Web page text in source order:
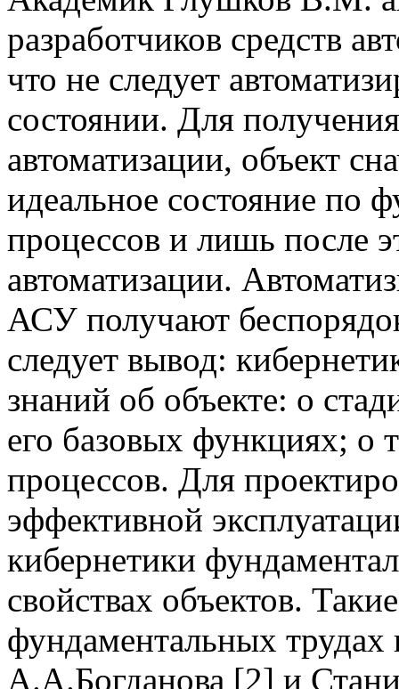
разработчиков средств
что не следует
состоянии. Для
автоматизации, объект
идеальное состояние по
процессов и лишь после
автоматизации.
АСУ получают
следует вывод:
знаний об объекте: о
его базовых функциях; о
процессов. Для
эффективной
кибернетики
свойствах объектов.
фундаментальных трудах
А.А.Богданова [2] и